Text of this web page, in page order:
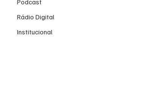
Podcast
Rádio Digital
Institucional